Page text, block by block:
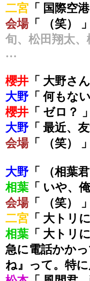
二宮 「 国際空港
会場「 （笑） 」
旬、松田翔太
…
櫻井 「 大野さ
大野 「 何もない
櫻井 「 ゼロ？ 」
大野 「 最近、
会場「 （笑） 」
大野 「 （相葉
相葉 「 いや、
会場「 （笑） 」
二宮 「 大トリ
相葉 「 大トリ
急に電話かか
ね』って。特